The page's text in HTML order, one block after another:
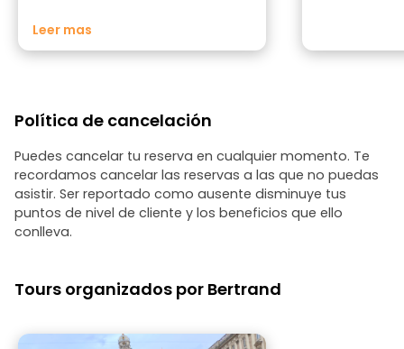
visitan la ciudad por primera vez!
Leer mas
Política de cancelación
Puedes cancelar tu reserva en cualquier momento. Te
recordamos cancelar las reservas a las que no puedas
asistir. Ser reportado como ausente disminuye tus
puntos de nivel de cliente y los beneficios que ello
conlleva.
Tours organizados por Bertrand